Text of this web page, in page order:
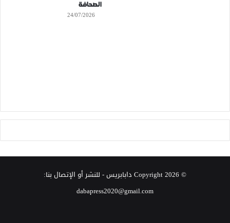
الصحافة
24/07/2026
© Copyright 2026 دابابريس- للنشر أو الإتصال بنا:
dabapress2020@gmail.com